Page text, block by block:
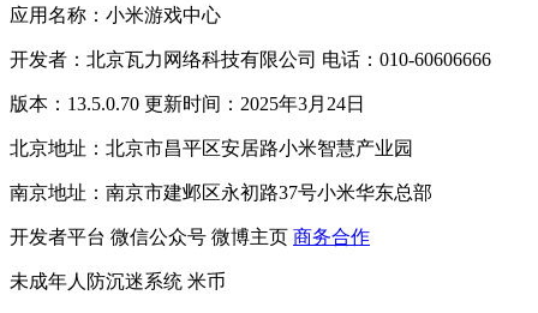
应用名称：小米游戏中心
开发者：北京瓦力网络科技有限公司 电话：010-60606666
版本：13.5.0.70 更新时间：2025年3月24日
北京地址：北京市昌平区安居路小米智慧产业园
南京地址：南京市建邺区永初路37号小米华东总部
开发者平台 微信公众号 微博主页 商务合作
未成年人防沉迷系统 米币